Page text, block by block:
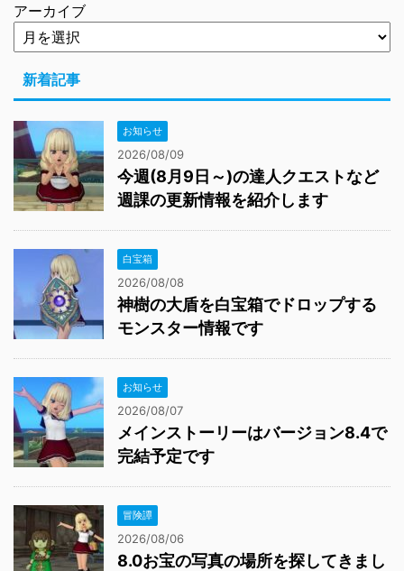
アーカイブ
新着記事
お知らせ
2026/08/09
今週(8月9日～)の達人クエストなど
週課の更新情報を紹介します
白宝箱
2026/08/08
神樹の大盾を白宝箱でドロップする
モンスター情報です
お知らせ
2026/08/07
メインストーリーはバージョン8.4で
完結予定です
冒険譚
2026/08/06
8.0お宝の写真の場所を探してきまし